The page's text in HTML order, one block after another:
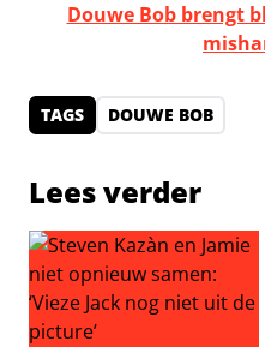
Douwe Bob brengt
TAGS DOUWE BOB
Lees verder